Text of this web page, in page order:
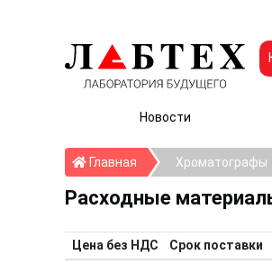
Новости
ГлавнаяГлавнаяХроматографы
Расходные
Цена без НДС Срок поставки